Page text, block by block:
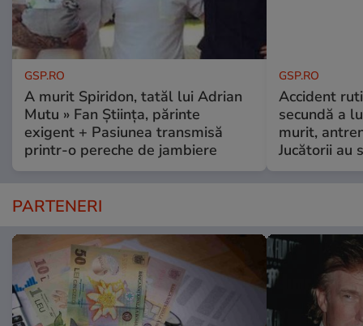
GSP.RO
A murit Spiridon, tatăl lui Adrian
Mutu » Fan Știința, părinte
exigent + Pasiunea transmisă
printr-o pereche de jambiere
GSP.RO
Accident
secundă a
murit,
Jucătorii au
PARTENERI